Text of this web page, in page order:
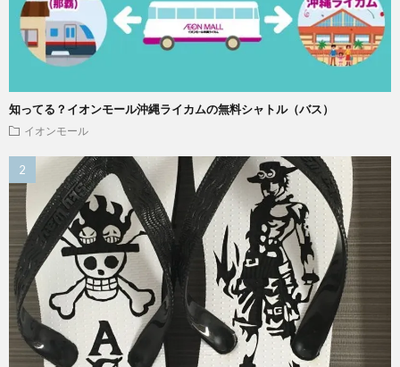
知ってる？イオンモール沖縄ライカムの無料シャトル（バス）
イオンモール